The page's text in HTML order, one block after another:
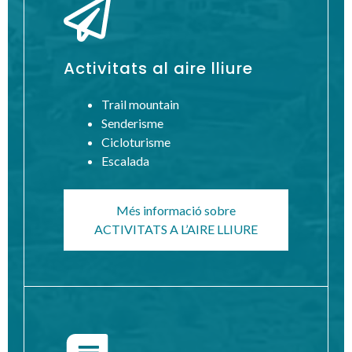
Activitats al aire lliure
Trail mountain
Senderisme
Cicloturisme
Escalada
Més informació sobre
ACTIVITATS A L’AIRE LLIURE